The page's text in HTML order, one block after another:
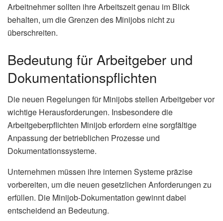
Arbeitnehmer sollten ihre Arbeitszeit genau im Blick
behalten, um die Grenzen des Minijobs nicht zu
überschreiten.
Bedeutung für Arbeitgeber und
Dokumentationspflichten
Die neuen Regelungen für Minijobs stellen Arbeitgeber vor
wichtige Herausforderungen. Insbesondere die
Arbeitgeberpflichten Minijob erfordern eine sorgfältige
Anpassung der betrieblichen Prozesse und
Dokumentationssysteme.
Unternehmen müssen ihre internen Systeme präzise
vorbereiten, um die neuen gesetzlichen Anforderungen zu
erfüllen. Die Minijob-Dokumentation gewinnt dabei
entscheidend an Bedeutung.